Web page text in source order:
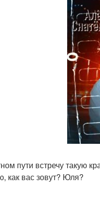
пути встречу такую
как вас зовут? Юля?